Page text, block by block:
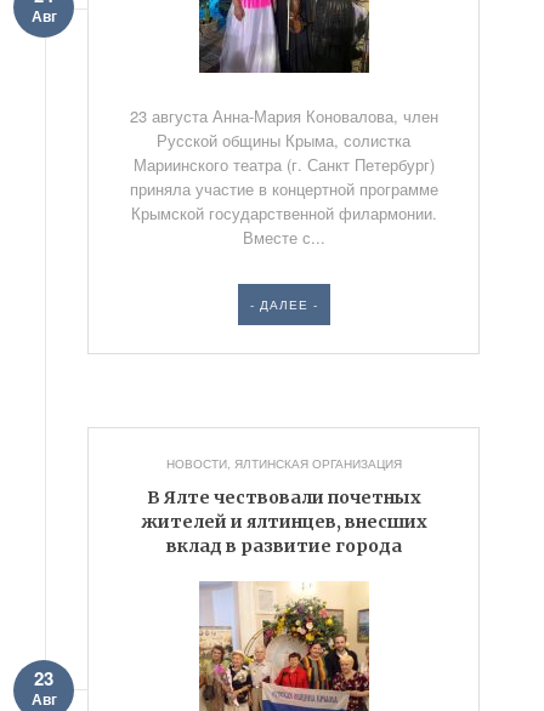
Авг
23 августа Анна-Мария Коновалова, член
Русской общины Крыма, солистка
Мариинского театра (г. Санкт Петербург)
приняла участие в концертной программе
Крымской государственной филармонии.
Вместе с...
- ДАЛЕЕ -
НОВОСТИ, ЯЛТИНСКАЯ ОРГАНИЗАЦИЯ
В Ялте чествовали почетных
жителей и ялтинцев, внесших
вклад в развитие города
23
Авг